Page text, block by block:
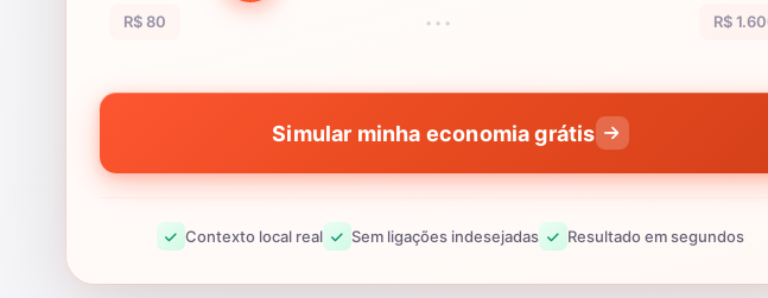
R$ 80 ••• R$
Simular minha economia grátis
Contexto local real Sem ligações indesejadas Resultado em segundos